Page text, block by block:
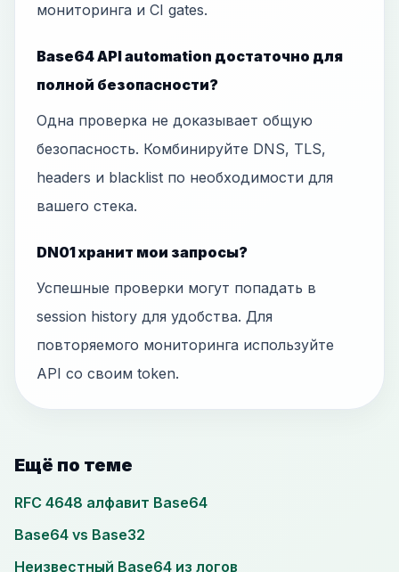
мониторинга и CI gates.
Base64 API automation достаточно для
полной безопасности?
Одна проверка не доказывает общую
безопасность. Комбинируйте DNS, TLS,
headers и blacklist по необходимости для
вашего стека.
DN01 хранит мои запросы?
Успешные проверки могут попадать в
session history для удобства. Для
повторяемого мониторинга используйте
API со своим token.
Ещё по теме
RFC 4648 алфавит Base64
Base64 vs Base32
Неизвестный Base64 из логов